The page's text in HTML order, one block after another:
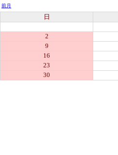
前月
日
2
9
16
23
30